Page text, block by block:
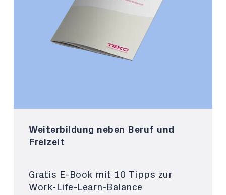
Weiterbildung neben Beruf und
Freizeit
Gratis E-Book mit 10 Tipps zur
Work-Life-Learn-Balance